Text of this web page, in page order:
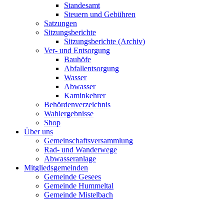
Standesamt
Steuern und Gebühren
Satzungen
Sitzungsberichte
Sitzungsberichte (Archiv)
Ver- und Entsorgung
Bauhöfe
Abfallentsorgung
Wasser
Abwasser
Kaminkehrer
Behördenverzeichnis
Wahlergebnisse
Shop
Über uns
Gemeinschaftsversammlung
Rad- und Wanderwege
Abwasseranlage
Mitgliedsgemeinden
Gemeinde Gesees
Gemeinde Hummeltal
Gemeinde Mistelbach